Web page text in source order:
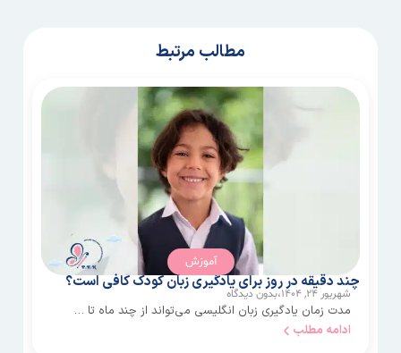
مطالب مرتبط
آموزش
چند دقیقه در روز برای یادگیری زبان کودک کافی است؟
شهریور ۲۴, ۱۴۰۴، بدون دیدگاه
مدت زمان یادگیری زبان انگلیسی می‌تواند از چند ماه تا …
ادامه مطلب